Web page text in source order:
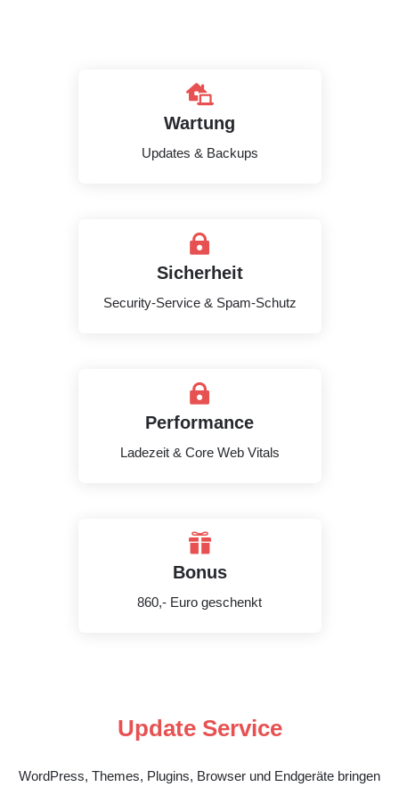

Wartung
Updates & Backups

Sicherheit
Security-Service & Spam-Schutz

Performance
Ladezeit & Core Web Vitals

Bonus
860,- Euro geschenkt
Update Service
WordPress, Themes, Plugins, Browser und Endgeräte bringen